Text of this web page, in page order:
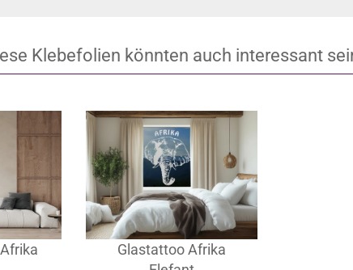
Klebefolien könnten auch interessant
Glastattoo Afrika